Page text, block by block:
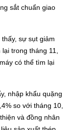
sắt chuẩn giao
sự sụt giảm
trong tháng 11,
có thể tìm lại
nhập khẩu quặng
so với tháng 10,
và đồng nhân